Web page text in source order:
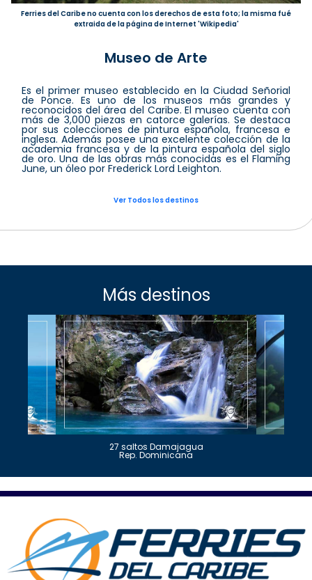
Ferries del Caribe no cuenta con los derechos de esta foto; la misma fué
extraida de la página de Internet 'Wikipedia'
Museo de Arte
Es el primer museo establecido en la Ciudad Señorial
de Ponce. Es uno de los museos más grandes y
reconocidos del área del Caribe. El museo cuenta con
más de 3,000 piezas en catorce galerías. Se destaca
por sus colecciones de pintura española, francesa e
inglesa. Además posee una excelente colección de la
academia francesa y de la pintura española del siglo
de oro. Una de las obras más conocidas es el Flaming
June, un óleo por Frederick Lord Leighton.
Ver Todos los destinos
Más destinos
27 saltos Damajagua
Rep. Dominicana